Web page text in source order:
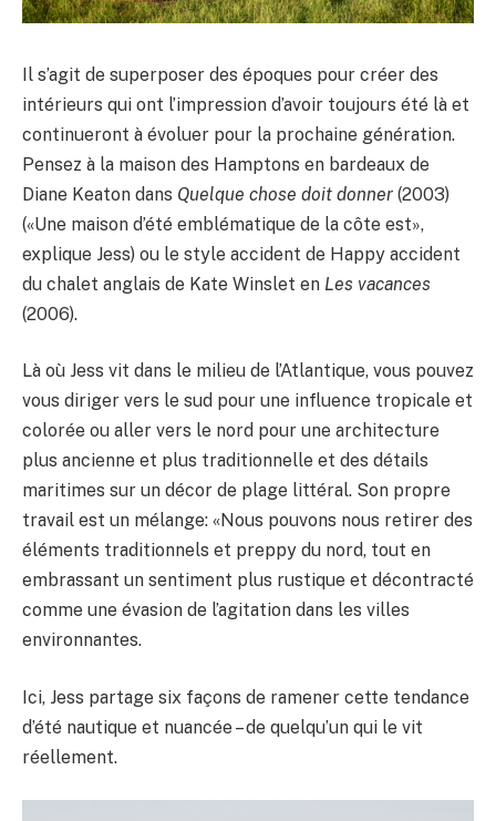
Il s’agit de superposer des époques pour créer des
intérieurs qui ont l’impression d’avoir toujours été là et
continueront à évoluer pour la prochaine génération.
Pensez à la maison des Hamptons en bardeaux de
Diane Keaton dans Quelque chose doit donner (2003)
(«Une maison d’été emblématique de la côte est»,
explique Jess) ou le style accident de Happy accident
du chalet anglais de Kate Winslet en Les vacances
(2006).
Là où Jess vit dans le milieu de l’Atlantique, vous pouvez
vous diriger vers le sud pour une influence tropicale et
colorée ou aller vers le nord pour une architecture
plus ancienne et plus traditionnelle et des détails
maritimes sur un décor de plage littéral. Son propre
travail est un mélange: «Nous pouvons nous retirer des
éléments traditionnels et preppy du nord, tout en
embrassant un sentiment plus rustique et décontracté
comme une évasion de l’agitation dans les villes
environnantes.
Ici, Jess partage six façons de ramener cette tendance
d’été nautique et nuancée – de quelqu’un qui le vit
réellement.